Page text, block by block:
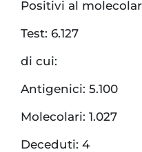
Positivi al
Test: 6.127
di cui:
Antigenici: 5.100
Molecolari: 1.027
Deceduti: 4